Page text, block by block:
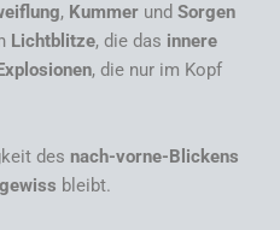
, Kummer und Sorgen
Lichtblitze, die das innere
Explosionen, die nur im Kopf
des nach-vorne-Blickens
bleibt.